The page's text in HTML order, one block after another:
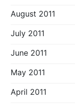
August 2011
July 2011
June 2011
May 2011
April 2011